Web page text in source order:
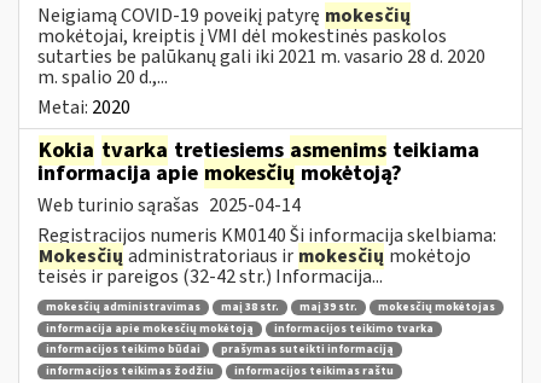
Neigiamą COVID-19 poveikį patyrę mokesčių
mokėtojai, kreiptis į VMI dėl mokestinės paskolos
sutarties be palūkanų gali iki 2021 m. vasario 28 d. 2020
m. spalio 20 d.,...
Metai: 2020
Kokia tvarka tretiesiems asmenims teikiama
informacija apie mokesčiųmokėtoją?
Web turinio sąrašas 2025-04-14
Registracijos numeris KM0140 Ši informacija skelbiama:
Mokesčių administratoriaus ir mokesčių mokėtojo
teisės ir pareigos (32-42 str.) Informacija...
mokesčių administravimas maį 38 str. maį 39 str.
mokesčių mokėtojas
informacija apie mokesčių mokėtoją
informacijos teikimo tvarka
informacijos teikimo būdai
prašymas suteikti informaciją
informacijos teikimas žodžiu
informacijos teikimas raštu